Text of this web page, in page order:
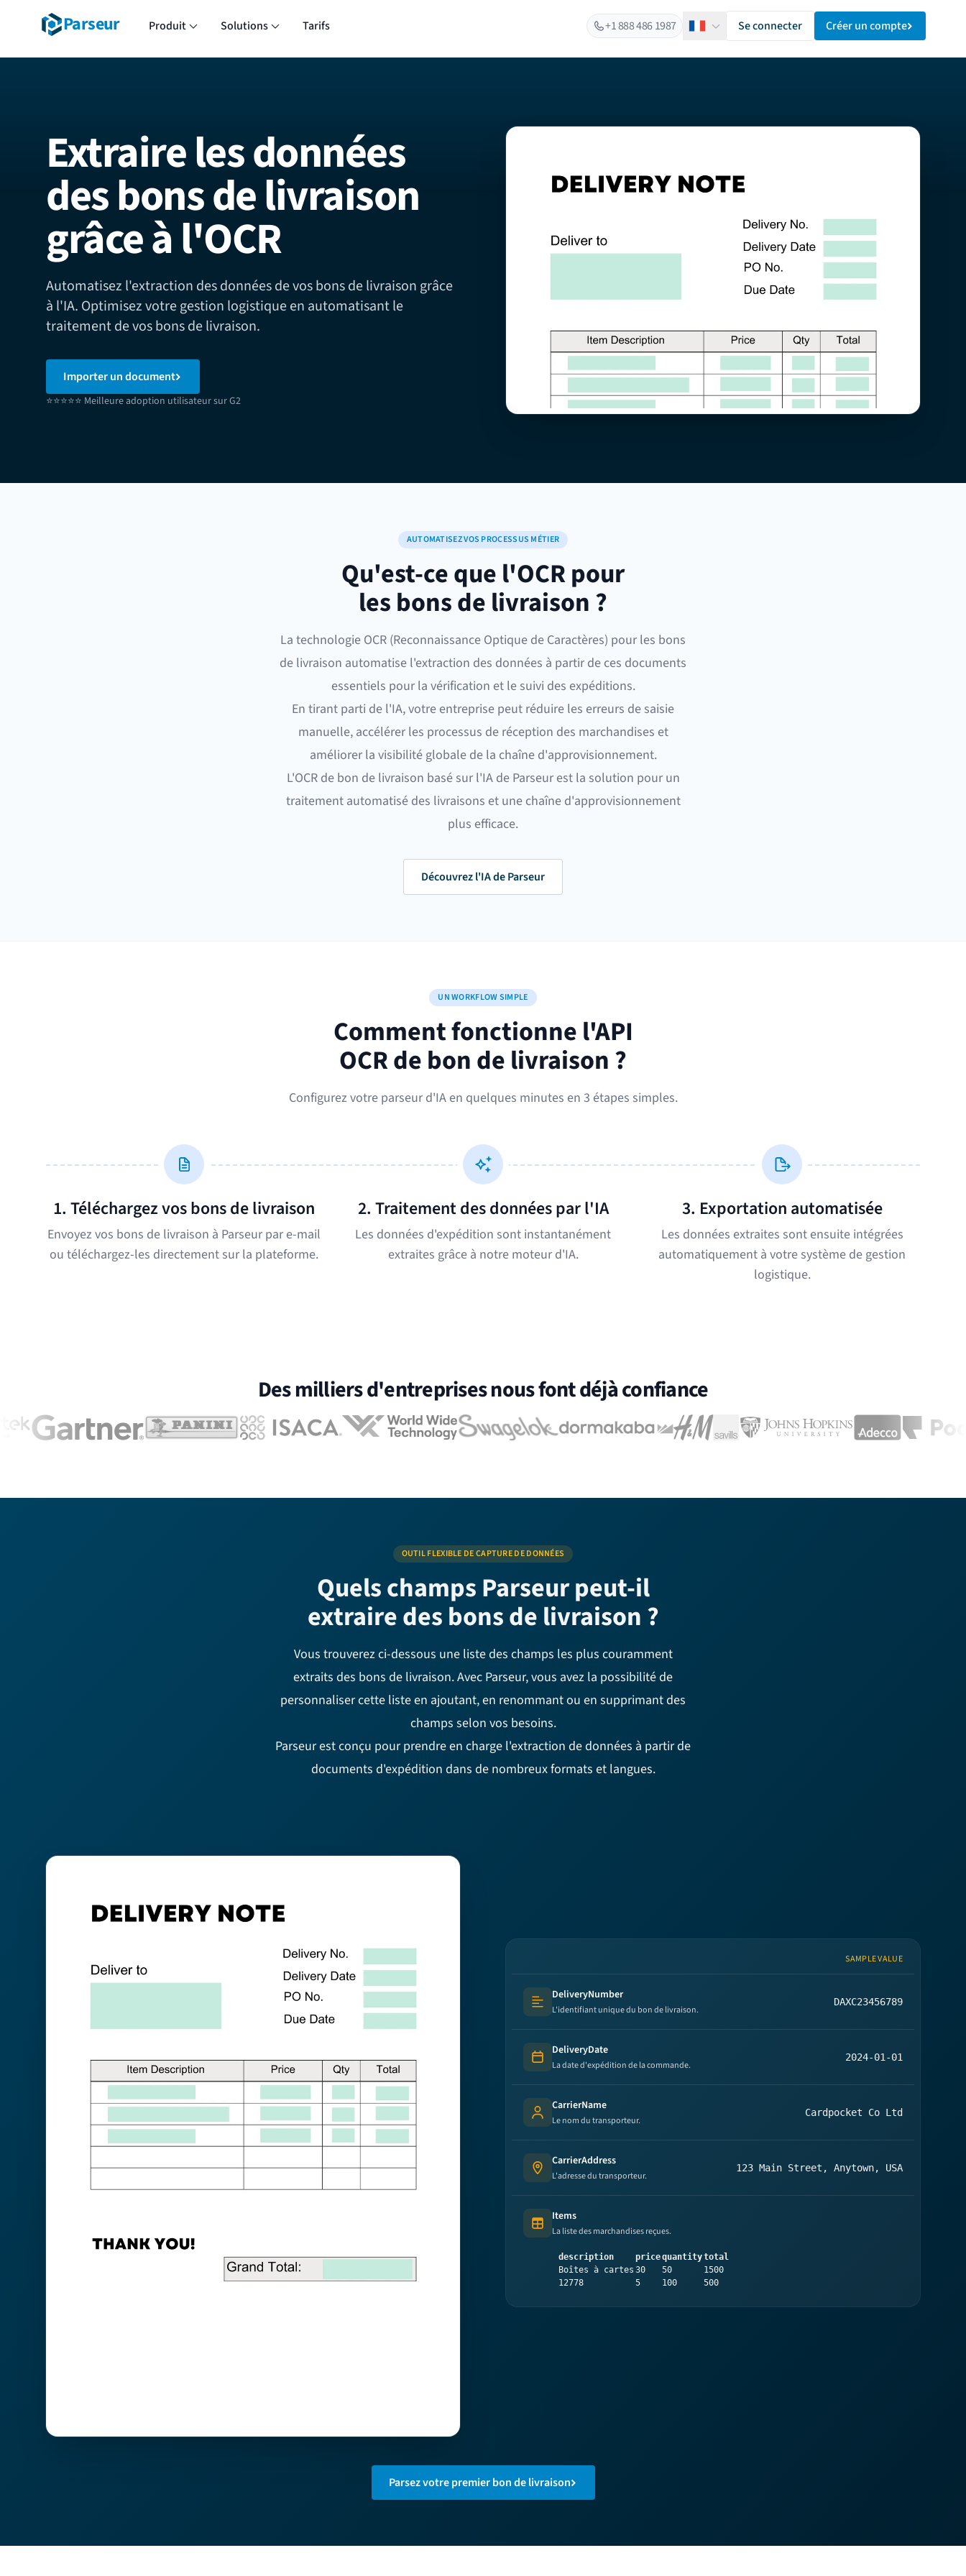
Parseur Produit Solutions Tarifs +1 888 486 1987 FrançaisSe connecter Créer un compte
Extraire les données
des bons de livraison
grâce à l'OCR
Automatisez l'extraction des données de vos bons de livraison grâce
à l'IA. Optimisez votre gestion logistique en automatisant le
traitement de vos bons de livraison.
Importer un document
⭐⭐⭐⭐⭐ Meilleure adoption utilisateur sur G2
AUTOMATISEZ VOS PROCESSUS MÉTIER
Qu'est-ce que l'OCR pour
les bons de livraison ?
La technologie OCR (Reconnaissance Optique de Caractères) pour les bons
de livraison automatise l'extraction des données à partir de ces documents
essentiels pour la vérification et le suivi des expéditions.
En tirant parti de l'IA, votre entreprise peut réduire les erreurs de saisie
manuelle, accélérer les processus de réception des marchandises et
améliorer la visibilité globale de la chaîne d'approvisionnement.
L'OCR de bon de livraison basé sur l'IA de Parseur est la solution pour un
traitement automatisé des livraisons et une chaîne d'approvisionnement
plus efficace.
Découvrez l'IA de Parseur
UN WORKFLOW SIMPLE
Comment fonctionne l'API
OCR de bon de livraison ?
Configurez votre parseur d'IA en quelques minutes en 3 étapes simples.
1. Téléchargez vos bons de livraison
Envoyez vos bons de livraison à Parseur par e-mail
ou téléchargez-les directement sur la plateforme.
2. Traitement des données par l'IA
Les données d'expédition sont instantanément
extraites grâce à notre moteur d'IA.
3. Exportation automatisée
Les données extraites sont ensuite intégrées
automatiquement à votre système de gestion
logistique.
Des milliers d'entreprises nous font déjà confiance
OUTIL FLEXIBLE DE CAPTURE DE DONNÉES
Quels champs Parseur peut-il
extraire des bons de livraison ?
Vous trouverez ci-dessous une liste des champs les plus couramment
extraits des bons de livraison. Avec Parseur, vous avez la possibilité de
personnaliser cette liste en ajoutant, en renommant ou en supprimant des
champs selon vos besoins.
Parseur est conçu pour prendre en charge l'extraction de données à partir de
documents d'expédition dans de nombreux formats et langues.
SAMPLE VALUE
Text (multi-lines)
DeliveryNumber
L'identifiant unique du bon de livraison.
DAXC23456789
Date
DeliveryDate
La date d'expédition de la commande.
2024-01-01
Person's name
CarrierName
Le nom du transporteur.
Cardpocket Co Ltd
Address
CarrierAddress
L'adresse du transporteur.
123 Main Street, Anytown, USA
Table (list of items)
Items
La liste des marchandises reçues.
description pricequantitytotal
Boîtes à cartes 30 50
1500
12778
5 100 500
Parsez votre premier bon de livraison